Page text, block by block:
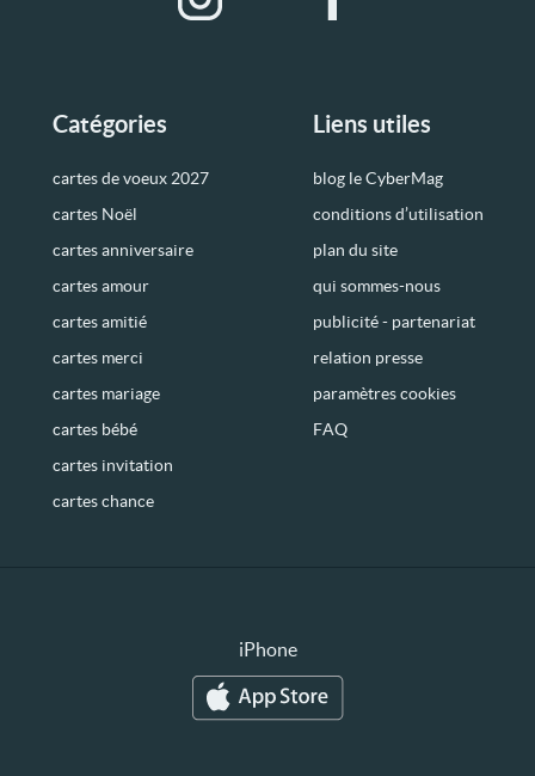
Catégories
cartes de voeux 2027
cartes Noël
cartes anniversaire
cartes amour
cartes amitié
cartes merci
cartes mariage
cartes bébé
cartes invitation
cartes chance
Liens utiles
blog le CyberMag
conditions d’utilisation
plan du site
qui sommes-nous
publicité - partenariat
relation presse
paramètres cookies
FAQ
iPhone